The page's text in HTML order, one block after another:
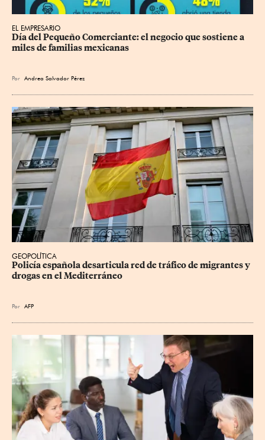
EL EMPRESARIO
Día del Pequeño Comerciante: el negocio que sostiene a
miles de familias mexicanas
Por Andrea Salvador Pérez
GEOPOLÍTICA
Policía española desarticula red de tráfico de migrantes y
drogas en el Mediterráneo
Por AFP